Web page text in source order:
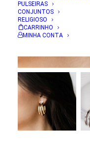
PULSEIRAS
CONJUNTOS
RELIGIOSO
CARRINHO
MINHA CONTA